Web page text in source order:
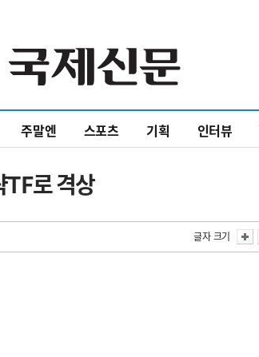
주말엔 스포츠 기획 인터뷰
로 격상
글자 크기